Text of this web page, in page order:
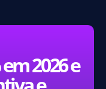
2026 e